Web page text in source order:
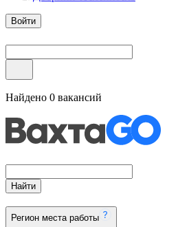
Войти
Найдено 0 вакансий
Найти
Регион места работы